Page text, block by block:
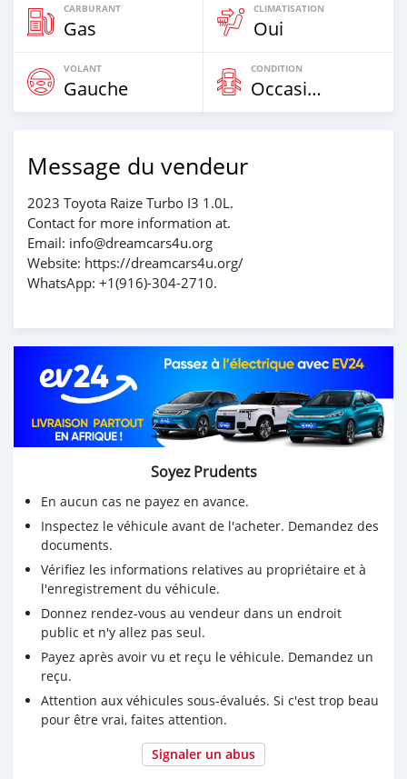
CARBURANT
Gas
CLIMATISATION
Oui
VOLANT
Gauche
CONDITION
Occasion
Message du vendeur
2023 Toyota Raize Turbo I3 1.0L.
Contact for more information at.
Email: info@dreamcars4u.org
Website: https://dreamcars4u.org/
WhatsApp: ‪+1(916)-304-2710‬.
Soyez Prudents
En aucun cas ne payez en avance.
Inspectez le véhicule avant de l'acheter. Demandez des
documents.
Vérifiez les informations relatives au propriétaire et à
l'enregistrement du véhicule.
Donnez rendez-vous au vendeur dans un endroit
public et n'y allez pas seul.
Payez après avoir vu et reçu le véhicule. Demandez un
reçu.
Attention aux véhicules sous-évalués. Si c'est trop beau
pour être vrai, faites attention.
Signaler un abus